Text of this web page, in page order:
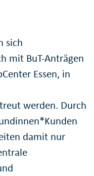
sich
mit BuT-Anträgen
Essen, in
werden. Durch
damit nur